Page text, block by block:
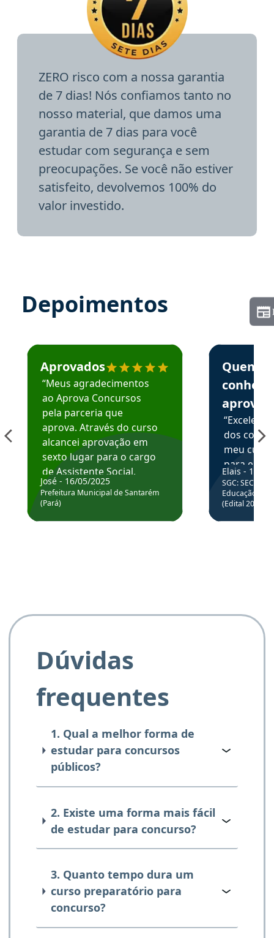
ZERO risco com a nossa garantia
de 7 dias! Nós confiamos tanto no
nosso material, que damos uma
garantia de 7 dias para você
estudar com segurança e sem
preocupações. Se você não estiver
satisfeito, devolvemos 100% do
valor investido.
Depoimentos
Estudante José recomenda o Aprova Concursos em
Aprovados
“Meus agradecimentos
ao Aprova Concursos
pela parceria que
aprova. Através do curso
alcancei aprovação em
sexto lugar para o cargo
de Assistente Social.
Hoje estou atuando na
Prefeitura de Santarém.
José - 16/05/2025
Prefeitura Municipal de Santarém
(Pará)
Estudante
Quem
aprova
dos
meu
para
colocar
através
de
Elais - 15/
SGC: SEC BA
Educação
(Edital
Dúvidas
frequentes
1. Qual a melhor forma de
estudar para concursos
públicos?
2. Existe uma forma mais fácil
de estudar para concurso?
3. Quanto tempo dura um
curso preparatório para
concurso?